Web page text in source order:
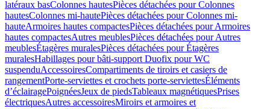
latéraux basColonnes hautesPièces détachées pour Colonnes
hautesColonnes mi-hautePièces détachées pour Colonnes mi-
hauteArmoires hautes compactesPièces détachées pour Armoires
hautes compactesAutres meublesPièces détachées pour Autres
meublesÉtagères muralesPièces détachées pour Étagères
muralesHabillages pour bâti-support Duofix pour WC
suspenduAccessoiresCompartiments de tiroirs et casiers de
rangementPorte-serviettes et crochets porte-serviettesÉléments
d’éclairagePoignéesJeux de piedsTableaux magnétiquesPrises
électriquesAutres accessoiresMiroirs et armoires et